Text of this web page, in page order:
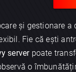
și gestionare
Fie că ești
serverpoate
o